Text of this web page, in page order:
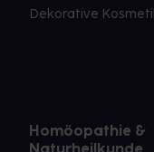
Dekorative
Homöopathie &